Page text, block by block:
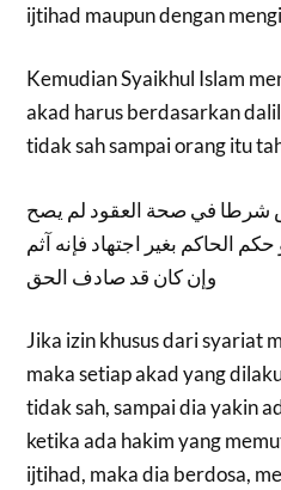
ijtihad maupun dengan
Kemudian Syaikhul Islam
akad harus berdasarkan
tidak sah sampai orang itu
شرطا في صحة العقود لم يصح
الحاكم بغير اجتهاد فإنه آثم
وإن كان قد صادف الحق
Jika izin khusus dari syariat
maka setiap akad yang
tidak sah, sampai dia yakin
ketika ada hakim yang
ijtihad, maka dia berdosa,